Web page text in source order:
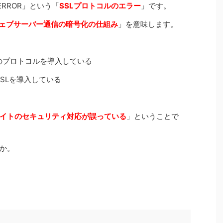
」という「SSLプロトコルのエラー 」です。
ブサーバー通信の暗号化の仕組み 」を意味します。
ロトコルを導入している
を導入している
トのセキュリティ対応が誤っている 」ということで
。